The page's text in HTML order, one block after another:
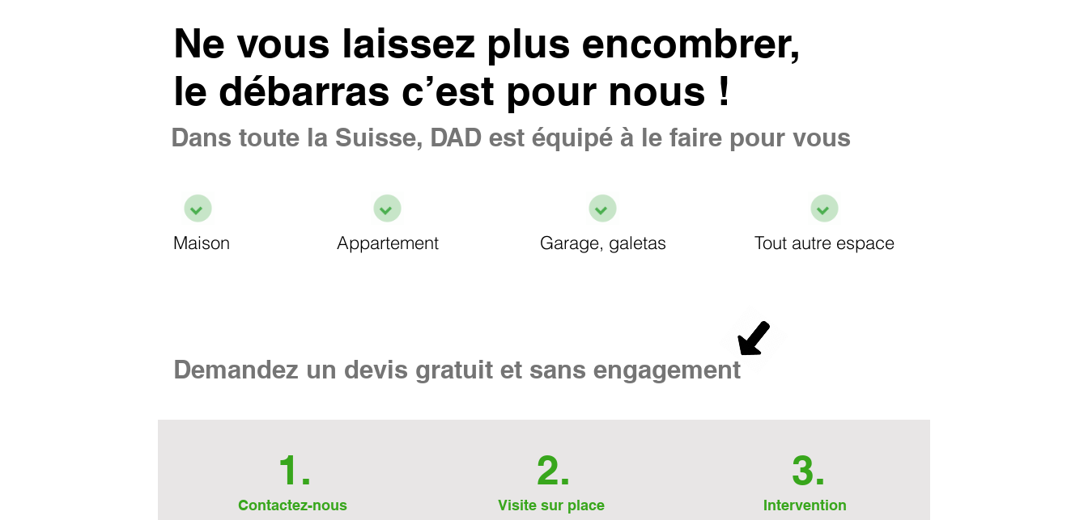
Ne vous laissez plus encombrer,
le débarras c’est pour nous !
Dans toute la Suisse, DAD est équipé à le faire pour vous
Maison Appartement Garage, galetas Tout autre espace
Demandez un devis gratuit et sans engagement
1.
Contactez-nous
2.
Visite sur place
3.
Intervention